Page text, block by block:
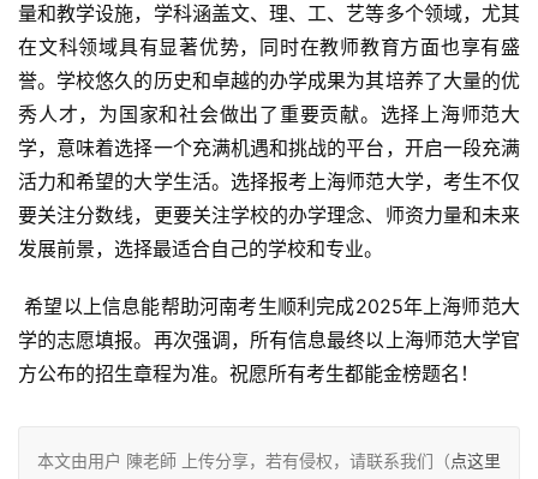
量和教学设施，学科涵盖文、理、工、艺等多个领域，尤其
在文科领域具有显著优势，同时在教师教育方面也享有盛
誉。学校悠久的历史和卓越的办学成果为其培养了大量的优
秀人才，为国家和社会做出了重要贡献。选择上海师范大
学，意味着选择一个充满机遇和挑战的平台，开启一段充满
活力和希望的大学生活。选择报考上海师范大学，考生不仅
要关注分数线，更要关注学校的办学理念、师资力量和未来
发展前景，选择最适合自己的学校和专业。
希望以上信息能帮助河南考生顺利完成2025年上海师范大
学的志愿填报。再次强调，所有信息最终以上海师范大学官
方公布的招生章程为准。祝愿所有考生都能金榜题名！
本文由用户 陳老師 上传分享，若有侵权，请联系我们（点这里